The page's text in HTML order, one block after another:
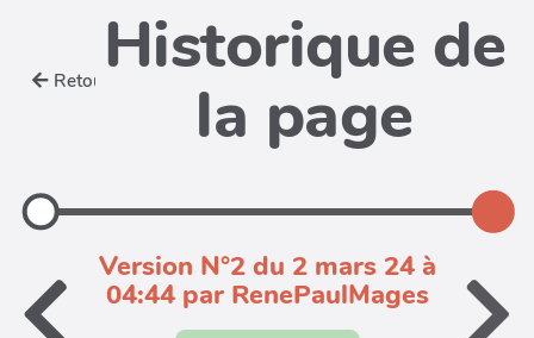
Retour Historique de
la page
Version N°2 du 2 mars 24 à
04:44 par RenePaulMages